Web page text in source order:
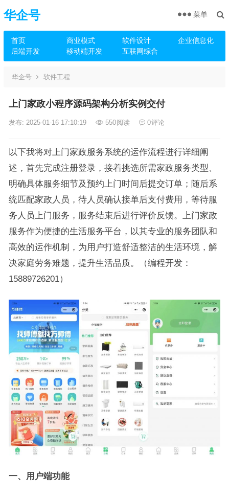
华企号
首页 商业模式 软件设计
企业信息化
后端开发
移动端开发 互联网综合
菜单
华企号 软件工程
上门家政小程序源码架构分析实例交付
发布: 2025-01-16 17:10:19 550阅读 0评论
以下我将对上门家政服务系统的运作流程进行详细阐
述，首先完成注册登录，接着挑选所需家政服务类型、
明确具体服务细节及预约上门时间后提交订单；随后系
统匹配家政人员，待人员确认接单后支付费用，等待服
务人员上门服务，服务结束后进行评价反馈。上门家政
服务作为便捷的生活服务平台，以其专业的服务团队和
高效的运作机制，为用户打造舒适整洁的生活环境，解
决家庭劳务难题，提升生活品质。（编程开发：
15889726201）
一、用户端功能